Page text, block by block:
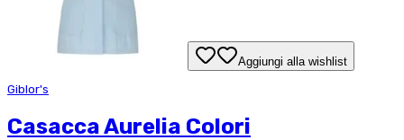
Aggiungi alla wishlist
Giblor's
Casacca Aurelia Colori